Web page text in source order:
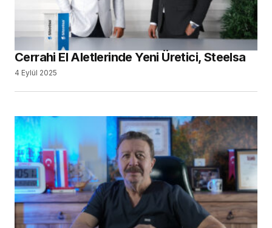
Cerrahi El Aletlerinde Yeni Üretici, Steelsa
4 Eylül 2025